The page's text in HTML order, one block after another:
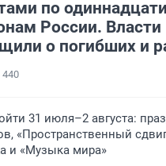
по одиннадцати
России. Власти
о погибших и
440
31 июля–2 августа:
«Пространственный
и «Музыка мира»